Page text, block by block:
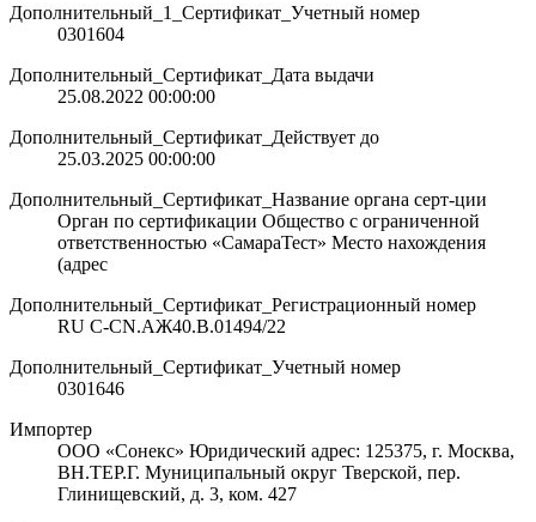
Дополнительный_1_Сертификат_Учетный номер
0301604
Дополнительный_Сертификат_Дата выдачи
25.08.2022 00:00:00
Дополнительный_Сертификат_Действует до
25.03.2025 00:00:00
Дополнительный_Сертификат_Название органа серт-ции
Орган по сертификации Общество с ограниченной
ответственностью «СамараТест» Место нахождения
(адрес
Дополнительный_Сертификат_Регистрационный номер
RU C-CN.АЖ40.В.01494/22
Дополнительный_Сертификат_Учетный номер
0301646
Импортер
ООО «Сонекс» Юридический адрес: 125375, г. Москва,
ВН.ТЕР.Г. Муниципальный округ Тверской, пер.
Глинищевский, д. 3, ком. 427